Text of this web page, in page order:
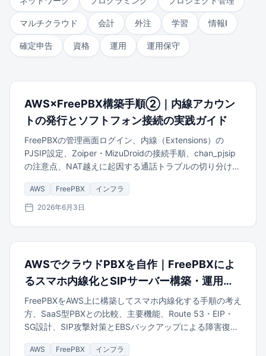
マルチクラウド 会計 外注 学習 情報Ⅰ
確定申告 資格 運用 運用保守
AWS×FreePBX構築手順②｜内線アカウン
トの発行とソフトフォン接続の実践ガイド
FreePBXの管理画面ログイン、内線（Extensions）の
PJSIP設定、Zoiper・MizuDroidの接続手順、chan_pjsip
の注意点、NAT越えに起因する通話トラブルの切り分けま
AWS FreePBX インフラ
2026年6月3日
AWSでクラウドPBXを自作｜FreePBXによ
るスマホ内線化とSIPサーバー構築・運用ガ
イド
FreePBXをAWS上に構築してスマホ内線化する手順の考え
方、SaaS型PBXとの比較、主要機能、Route 53・EIP・
SG設計、SIP攻撃対策とEBSバックアップによる障害復旧
AWS FreePBX インフラ